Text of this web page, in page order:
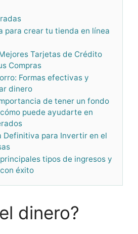
para crear tu tienda en línea
Tarjetas de Crédito
Compras
Formas efectivas y
dinero
de tener un fondo
puede ayudarte en
Definitiva para Invertir en el
tipos de ingresos y
éxito
dinero?